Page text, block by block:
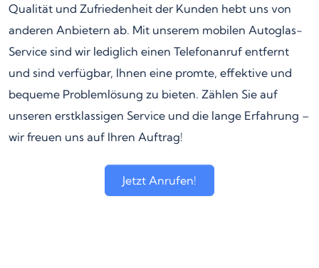
Qualität und Zufriedenheit der Kunden hebt uns von
anderen Anbietern ab. Mit unserem mobilen Autoglas-
Service sind wir lediglich einen Telefonanruf entfernt
und sind verfügbar, Ihnen eine promte, effektive und
bequeme Problemlösung zu bieten. Zählen Sie auf
unseren erstklassigen Service und die lange Erfahrung –
wir freuen uns auf Ihren Auftrag!
Jetzt Anrufen!